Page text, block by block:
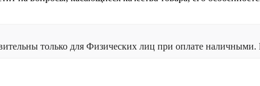
только для Физических лиц при оплате